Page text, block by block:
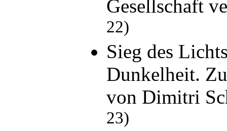
Gesellschaft
22)
Sieg des
Dunkelheit.
von Dimitri
23)